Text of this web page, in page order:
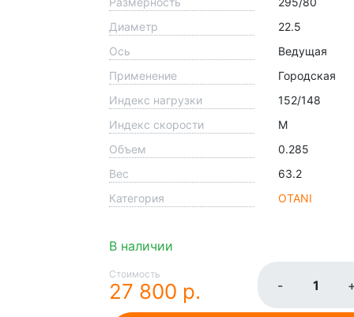
Диаметр
22.5
Ось
Ведущая
Применение
Городская
Индекс нагрузки
152/148
Индекс скорости
M
Объем
0.285
Вес
63.2
Категория
OTANI
В наличии
Стоимость
27 800 р. -